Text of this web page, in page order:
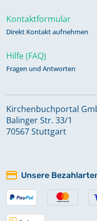
Kontaktformular
Direkt Kontakt aufnehmen
Hilfe (FAQ)
Fragen und Antworten
Kirchenbuchportal
Balinger Str. 33/1
70567 Stuttgart
Unsere